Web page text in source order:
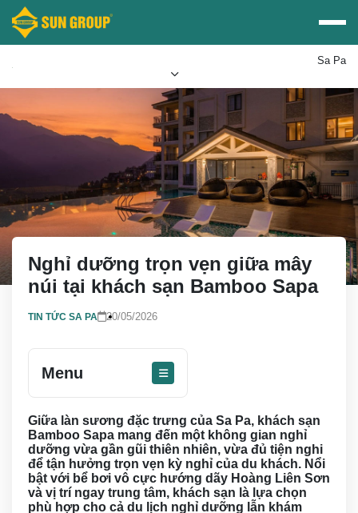
Sa Pa
Mua vé Sun PhuQuoc
Ưu đãi Sun World
Nghỉ dưỡng trọn vẹn giữa mây
núi tại khách sạn Bamboo Sapa
TIN TỨC SA PA 20/05/2026
Menu
Giữa làn sương đặc trưng của Sa Pa, khách sạn
Bamboo Sapa mang đến một không gian nghỉ
dưỡng vừa gần gũi thiên nhiên, vừa đủ tiện nghi
để tận hưởng trọn vẹn kỳ nghỉ của du khách. Nổi
bật với bể bơi vô cực hướng dãy Hoàng Liên Sơn
và vị trí ngay trung tâm, khách sạn là lựa chọn
phù hợp cho cả du lịch nghỉ dưỡng lẫn khám